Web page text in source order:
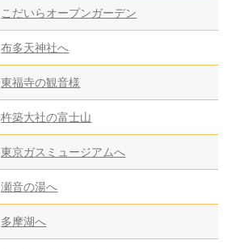
こだいらオープンガーデン
布多天神社へ
東福寺の観音様
杵築大社の富士山
東京ガスミュージアムへ
瀬音の湯へ
多摩湖へ